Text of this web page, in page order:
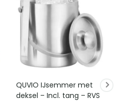
QUVIO IJsemmer met
deksel – Incl. tang – RVS